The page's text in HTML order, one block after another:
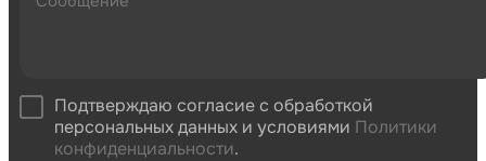
Подтверждаю согласие с обработкой
персональных данных и условиями Политики
конфиденциальности.